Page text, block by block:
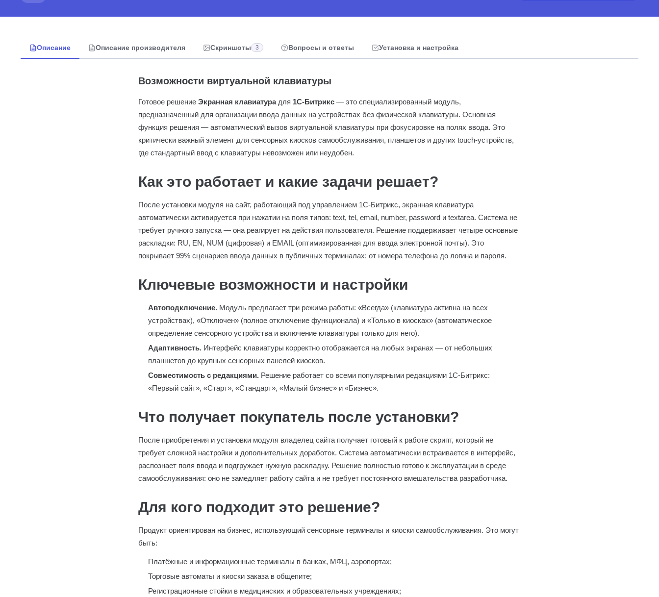
Описание Описание производителя Скриншоты 3 Вопросы и ответы Установка и настройка
Возможности виртуальной клавиатуры
Готовое решение Экранная клавиатурадля 1С-Битрикс — это специализированный модуль,
предназначенный для организации ввода данных на устройствах без физической клавиатуры. Основная
функция решения — автоматический вызов виртуальной клавиатуры при фокусировке на полях ввода. Это
критически важный элемент для сенсорных киосков самообслуживания, планшетов и других touch-устройств,
где стандартный ввод с клавиатуры невозможен или неудобен.
Как это работает и какие задачи решает?
После установки модуля на сайт, работающий под управлением 1С-Битрикс, экранная клавиатура
автоматически активируется при нажатии на поля типов: text, tel, email, number, password и textarea. Система не
требует ручного запуска — она реагирует на действия пользователя. Решение поддерживает четыре основные
раскладки: RU, EN, NUM (цифровая) и EMAIL (оптимизированная для ввода электронной почты). Это
покрывает 99% сценариев ввода данных в публичных терминалах: от номера телефона до логина и пароля.
Ключевые возможности и настройки
Автоподключение. Модуль предлагает три режима работы: «Всегда» (клавиатура активна на всех
устройствах), «Отключен» (полное отключение функционала) и «Только в киосках» (автоматическое
определение сенсорного устройства и включение клавиатуры только для него).
Адаптивность. Интерфейс клавиатуры корректно отображается на любых экранах — от небольших
планшетов до крупных сенсорных панелей киосков.
Совместимость с редакциями. Решение работает со всеми популярными редакциями 1С-Битрикс:
«Первый сайт», «Старт», «Стандарт», «Малый бизнес» и «Бизнес».
Что получает покупатель после установки?
После приобретения и установки модуля владелец сайта получает готовый к работе скрипт, который не
требует сложной настройки и дополнительных доработок. Система автоматически встраивается в интерфейс,
распознает поля ввода и подгружает нужную раскладку. Решение полностью готово к эксплуатации в среде
самообслуживания: оно не замедляет работу сайта и не требует постоянного вмешательства разработчика.
Для кого подходит это решение?
Продукт ориентирован на бизнес, использующий сенсорные терминалы и киоски самообслуживания. Это могут
быть:
Платёжные и информационные терминалы в банках, МФЦ, аэропортах;
Торговые автоматы и киоски заказа в общепите;
Регистрационные стойки в медицинских и образовательных учреждениях;